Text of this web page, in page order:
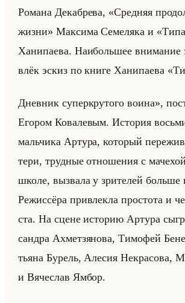
Ро­ма­на Де­кабре­ва, «Средняя
жизни» Мак­си­ма Се­ме­ля­ка и
Ха­ни­па­ева. Наи­большее вни­ма­ние
влёк эскиз по книге Ха­ни­па­ева
Дневник суперкрутого воина»,
Его­ром Ко­ва­ле­вым. Ис­то­рия
мальчи­ка Ар­ту­ра, ко­то­рый
те­ри, труд­ные от­но­ше­ния с
школе, вы­зва­ла у зри­те­лей больше
Ре­жис­сё­ра при­влек­ла про­сто­та и
ста. На сцене ис­то­рию Ар­ту­ра
сандра Ах­мет­зя­но­ва, Ти­мо­фей
тья­на Бу­рель, Але­сия Некра­со­ва,
и Вя­че­слав Ямбор.